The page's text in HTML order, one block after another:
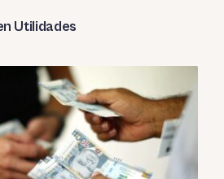
Utilidades